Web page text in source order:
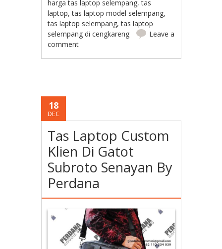
harga tas laptop selempang,tas
laptop,tas laptop model selempang,
tas laptop selempang,tas laptop
selempang di cengkareng
Leave a
comment
18
DEC
Tas Laptop Custom
Klien Di Gatot
Subroto Senayan By
Perdana